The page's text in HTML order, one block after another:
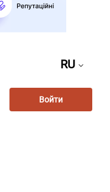
RU
Войти